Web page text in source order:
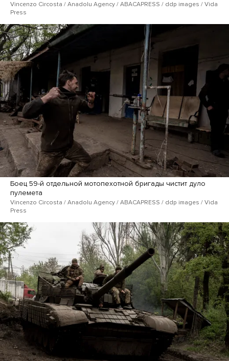
Vincenzo Circosta / Anadolu Agency / ABACAPRESS / ddp images / Vida
Press
Боец 59-й отдельной мотопехотной бригады чистит дуло
пулемета
Vincenzo Circosta / Anadolu Agency / ABACAPRESS / ddp images / Vida
Press